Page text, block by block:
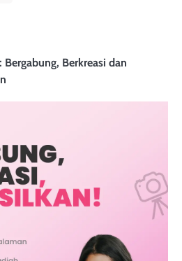
Berkreasi dan